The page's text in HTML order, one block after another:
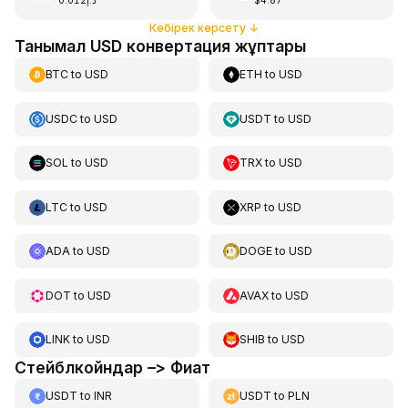
Көбірек көрсету↓
Танымал USD конвертация жұптары
BTCto USD ETH toUSD
USDCto USD USDT toUSD
SOL to USD TRXtoUSD
LTCto USD XRP toUSD
ADAto USD DOGEtoUSD
DOT to USD AVAXtoUSD
LINKto USD SHIB toUSD
Стейблкойндар –> Фиат
USDT to INR USDT toPLN